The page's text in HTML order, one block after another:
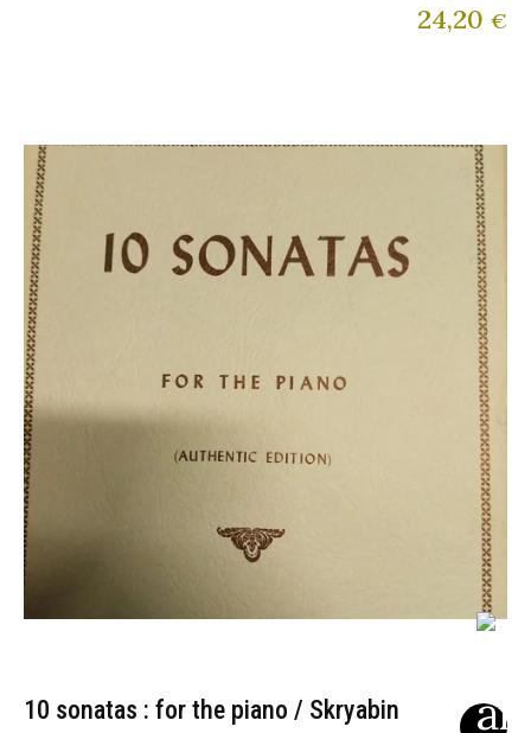
24,20 €
10 sonatas : for the piano / Skryabin